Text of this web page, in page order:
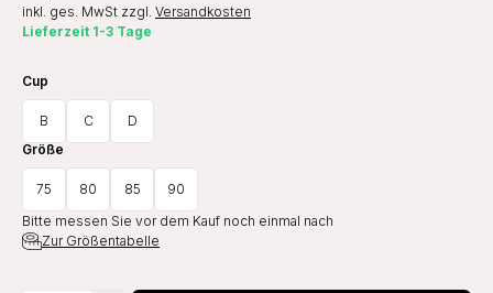
inkl. ges. MwSt zzgl. Versandkosten
Lieferzeit 1-3 Tage
Cup
B C
D
Größe
75 80 85
90
Bitte messen Sie vor dem Kauf noch einmal nach
Zur Größentabelle